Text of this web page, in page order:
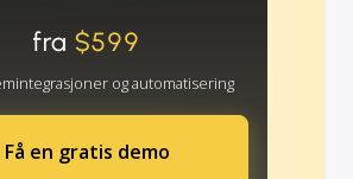
fra $599
og automatisering
Få en gratis demo